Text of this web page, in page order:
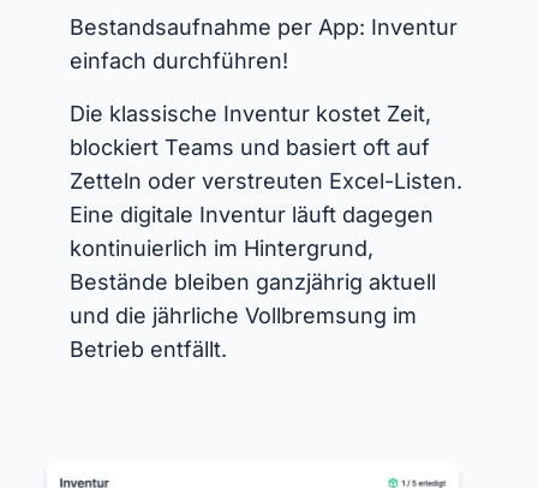
Bestandsaufnahme per App: Inventur
einfach durchführen!
Die klassische Inventur kostet Zeit,
blockiert Teams und basiert oft auf
Zetteln oder verstreuten Excel-Listen.
Eine digitale Inventur läuft dagegen
kontinuierlich im Hintergrund,
Bestände bleiben ganzjährig aktuell
und die jährliche Vollbremsung im
Betrieb entfällt.